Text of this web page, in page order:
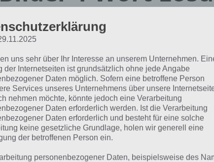
9.6.2018 –
Stelzer
App Empfehlung: IQ Test App
Mit zahlreichen Aufgaben zum Knobeln und Üben
JETZT KOSTENLOS HERUNTERLADEN
für das tägliche Rätsel zu Philippinen im Juni
uns sehr über Ihr Interesse an unserem Unternehmen.
der Internetseiten ist grundsätzlich ohne jede Angabe
Daten möglich. Sofern eine betroffene Person
Services unseres Unternehmens über unsere
nehmen möchte, könnte jedoch eine Verarbeitung
Daten erforderlich werden. Ist die Verarbeitung
Daten erforderlich und besteht für eine solche
keine gesetzliche Grundlage, holen wir generell eine
der betroffenen Person ein.
personenbezogener Daten, beispielsweise des